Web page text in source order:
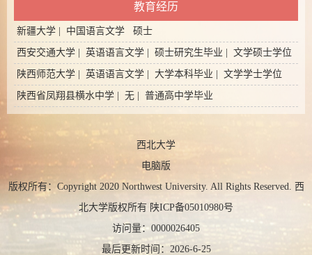
教育经历
新疆大学 | 中国语言文学 硕士
西安交通大学 | 英语语言文学 | 硕士研究生毕业 | 文学硕士学位
陕西师范大学 | 英语语言文学 | 大学本科毕业 | 文学学士学位
陕西省凤翔县横水中学 | 无 | 普通高中学毕业
西北大学
电脑版
版权所有：Copyright 2020 Northwest University. All Rights Reserved. 西
北大学版权所有 陕ICP备05010980号
访问量： 0000026405
最后更新时间： 2026-6-25